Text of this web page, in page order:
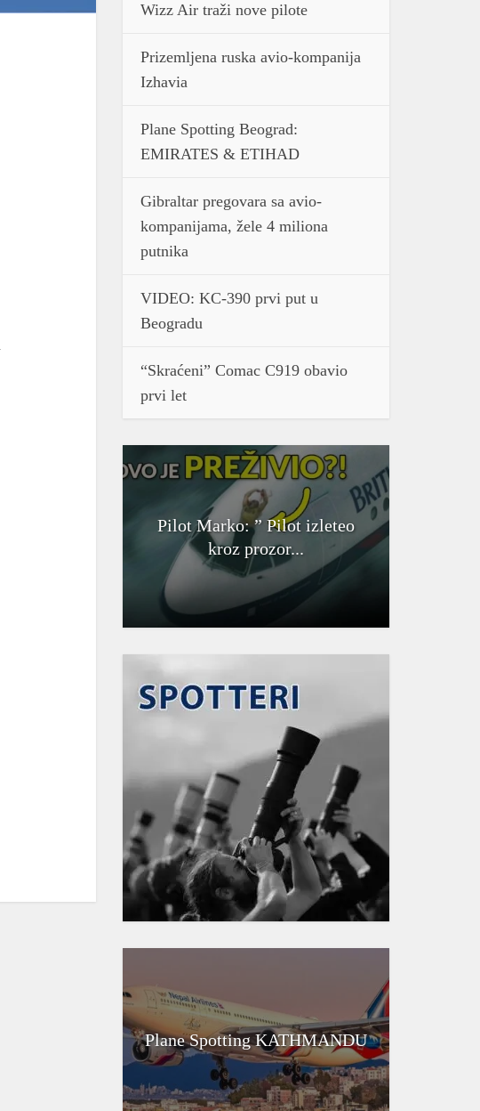
Wizz Air traži nove pilote
Prizemljena ruska avio-kompanija
Izhavia
Plane Spotting Beograd:
EMIRATES & ETIHAD
Gibraltar pregovara sa avio-
kompanijama, žele 4 miliona
putnika
VIDEO: KC-390 prvi put u
Beogradu
“Skraćeni” Comac C919 obavio
prvi let
Pilot Marko: ” Pilot izleteo
kroz prozor...
Plane Spotting KATHMANDU